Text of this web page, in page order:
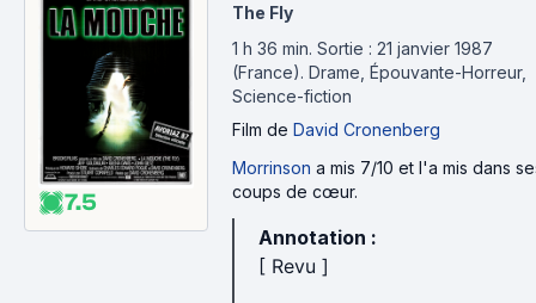
7.5
The Fly
1 h 36 min. Sortie : 21 janvier 1987
(France). Drame, Épouvante-Horreur,
Science-fiction
Film de David Cronenberg
Morrinson a mis 7/10 et l'a mis dans
coups de cœur.
Annotation :
[ Revu ]